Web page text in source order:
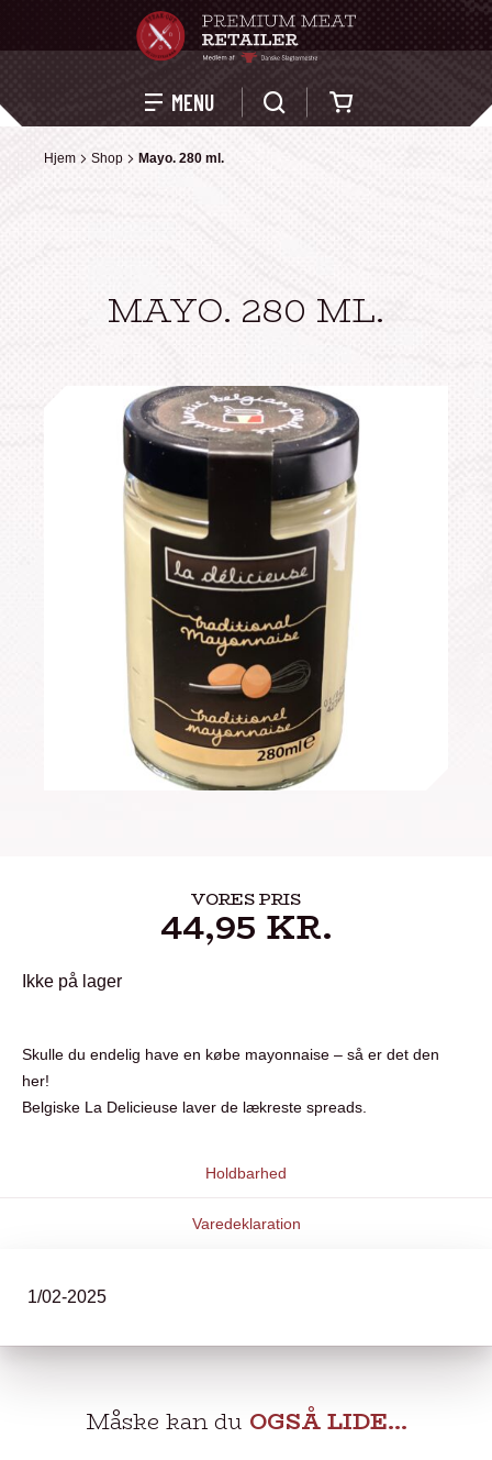
MENU
Hjem Shop Mayo. 280 ml.
Hjem Shop Mayo. 280 ml.
MAYO. 280 ML.
VORES PRIS
44,95 KR.
Ikke på lager
Skulle du endelig have en købe mayonnaise – så er det den
her!
Belgiske La Delicieuse laver de lækreste spreads.
Holdbarhed
Varedeklaration
1/02-2025
Måske kan du OGSÅ LIDE…